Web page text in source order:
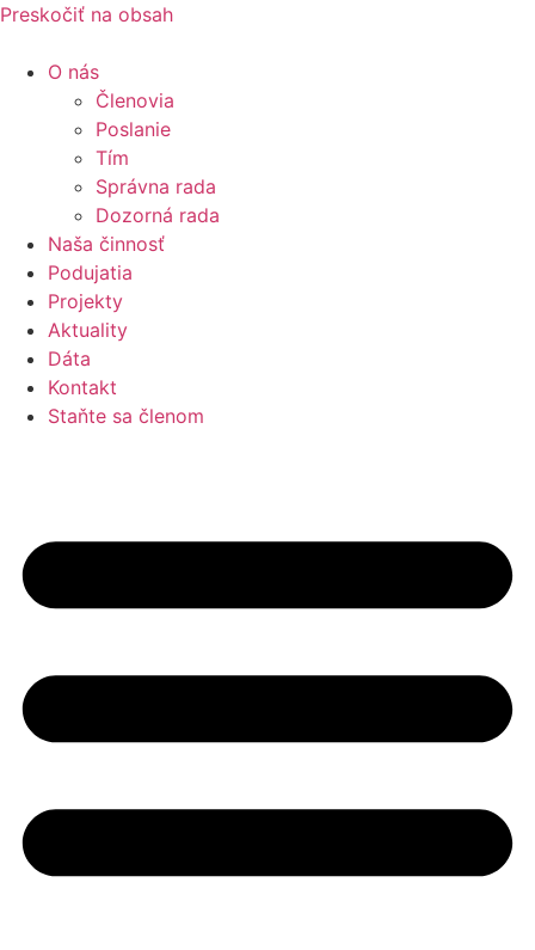
Preskočiť na obsah
O nás
Členovia
Poslanie
Tím
Správna rada
Dozorná rada
Naša činnosť
Podujatia
Projekty
Aktuality
Dáta
Kontakt
Staňte sa členom